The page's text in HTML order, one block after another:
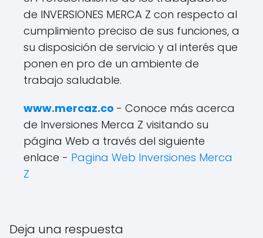
de INVERSIONES MERCA Z con respecto al
cumplimiento preciso de sus funciones, a
su disposición de servicio y al interés que
ponen en pro de un ambiente de
trabajo saludable.
www.mercaz.co - Conoce más acerca
de Inversiones Merca Z visitando su
página Web a través del siguiente
enlace - Pagina Web Inversiones Merca
Z
Deja una respuesta